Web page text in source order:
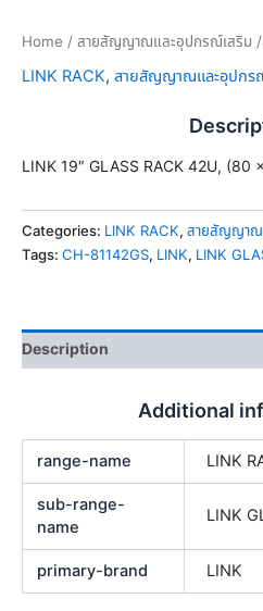
Home / สายสัญญาณและอุปกรณ์เสริม /
LINK RACK, สายสัญญาณและอุปกร
LINK 19″ GLASS RACK 42U,
Categories: LINK RACK, สายสัญญาณ
Tags: CH-81142GS, LINK, LINK
Description
Additional
range-name LINK
sub-range-
name
LINK
primary-brand LINK